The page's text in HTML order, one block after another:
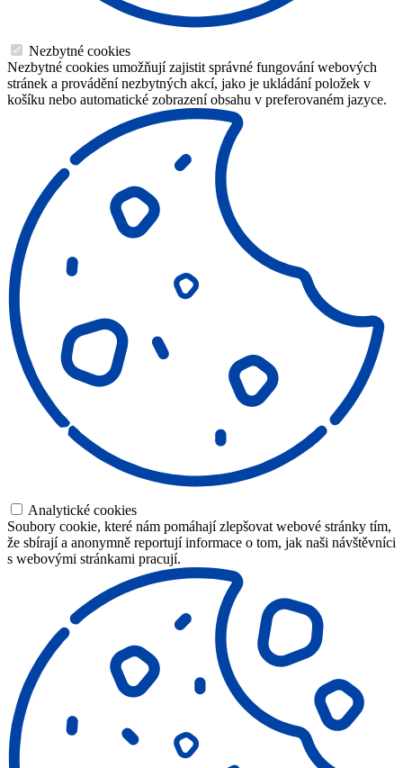
Nezbytné cookies
Nezbytné cookies umožňují zajistit správné fungování webových
stránek a provádění nezbytných akcí, jako je ukládání položek v
košíku nebo automatické zobrazení obsahu v preferovaném jazyce.
Analytické cookies
Soubory cookie, které nám pomáhají zlepšovat webové stránky tím,
že sbírají a anonymně reportují informace o tom, jak naši návštěvníci
s webovými stránkami pracují.